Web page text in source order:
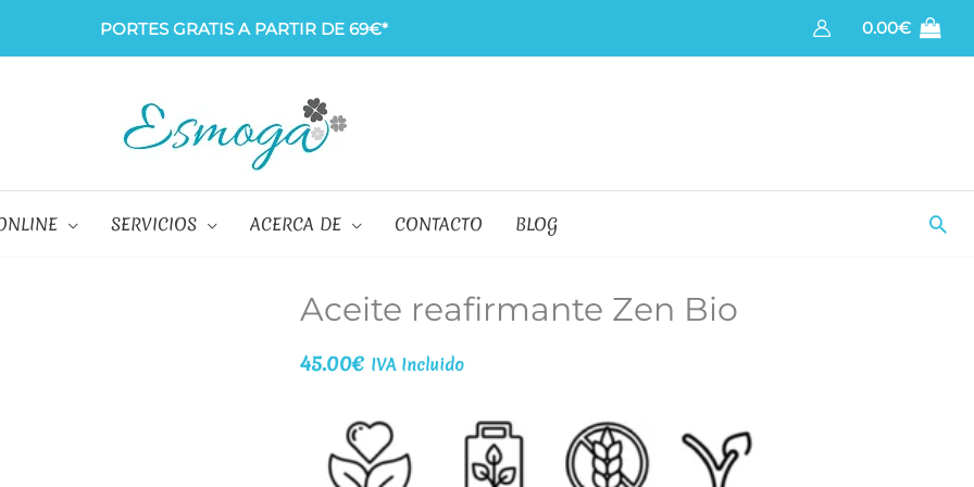
PORTES GRATIS A PARTIR DE 69€* 0.00€
SERVICIOS ACERCA DE CONTACTO BLOG
Aceite reafirmante Zen Bio
45.00€ IVA Incluido